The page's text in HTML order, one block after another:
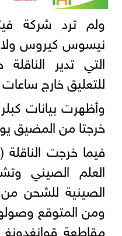
ولم ترد شركة
نيسوس كيروس ولا
التي تدير
للتعليق خارج
وأظهرت بيانات كبلر
خرجتا من ‌المضيق
فيما خرجت
العلم الصيني
الصينية للشحن
ومن المتوقع